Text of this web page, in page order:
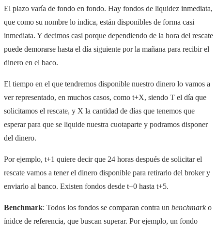
El plazo varía de fondo en fondo. Hay fondos de liquidez inmediata,
que como su nombre lo indica, están disponibles de forma casi
inmediata. Y decimos casi porque dependiendo de la hora del rescate
puede demorarse hasta el día siguiente por la mañana para recibir el
dinero en el baco.
El tiempo en el que tendremos disponible nuestro dinero lo vamos a
ver representado, en muchos casos, como t+X, siendo T el día que
solicitamos el rescate, y X la cantidad de días que tenemos que
esperar para que se liquide nuestra cuotaparte y podramos disponer
del dinero.
Por ejemplo, t+1 quiere decir que 24 horas después de solicitar el
rescate vamos a tener el dinero disponible para retirarlo del broker y
enviarlo al banco. Existen fondos desde t+0 hasta t+5.
Benchmark: Todos los fondos se comparan contra un benchmarko
ínidce de referencia, que buscan superar. Por ejemplo, un fondo